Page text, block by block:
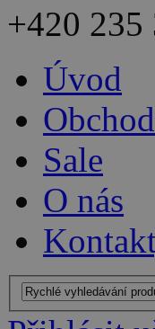
+420 235
Úvod
Sale
O nás